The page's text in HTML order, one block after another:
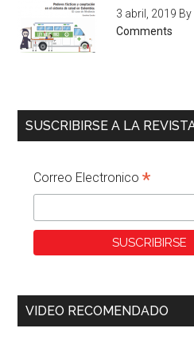
3 abril, 2019 By
Comments
SUSCRIBIRSE A LA
Correo Electronico*
VIDEO RECOMENDADO